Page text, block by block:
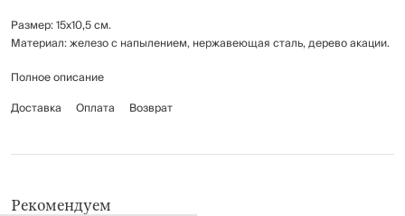
Размер: 15х10,5 см.
Материал: железо с напылением, нержавеющая сталь, дерево акации.
Рекомендуется мыть вручную с применением мягких моющих средств.
губки. Нельзя мыть в посудомоечной машине.
Полное описание
Доставка
Оплата Возврат
Рекомендуем